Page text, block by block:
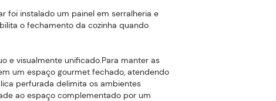
foi instalado um painel em serralheria e
o fechamento da cozinha quando
e visualmente unificado.Para manter as
um espaço gourmet fechado, atendendo
perfurada delimita os ambientes
ao espaço complementado por um